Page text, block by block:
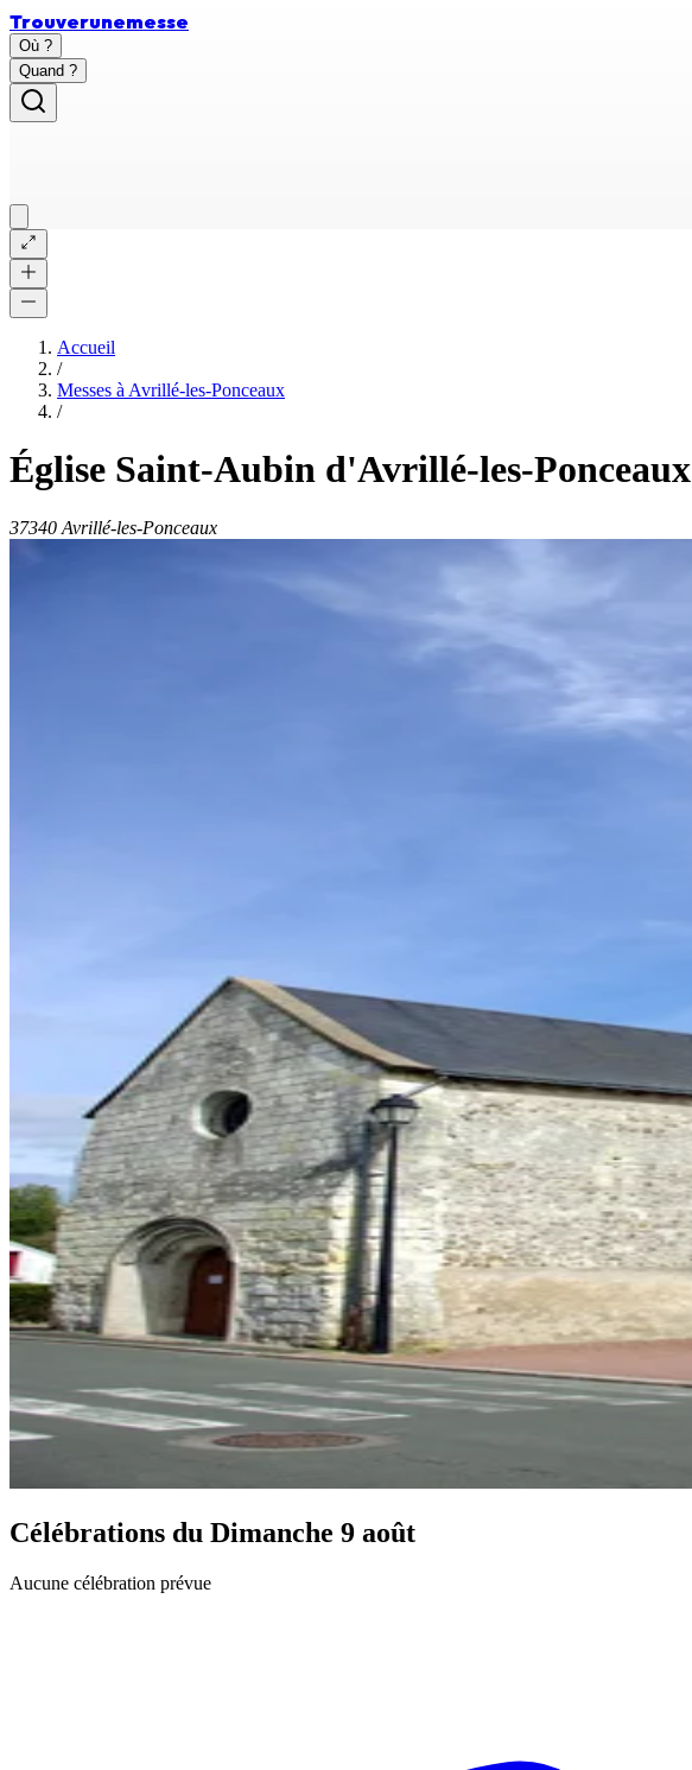
Trouverunemesse
Où ?
Quand ?
Accueil
/
Messes à Avrillé-les-Ponceaux
/
Église Saint-Aubin d'Avrillé-les-Ponceaux
37340 Avrillé-les-Ponceaux
Célébrations du Dimanche 9 août
Aucune célébration prévue